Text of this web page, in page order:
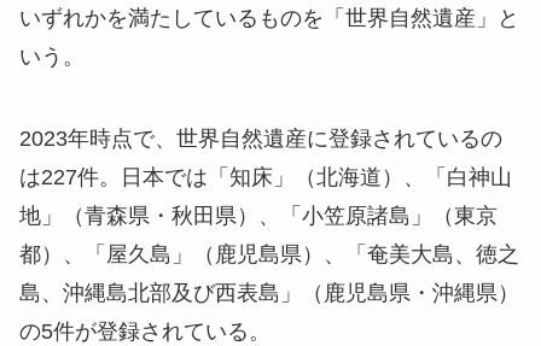
いずれかを満たしているものを「世界自然遺産」と
いう。
2023年時点で、世界自然遺産に登録されているの
は227件。日本では「知床」（北海道）、「白神山
地」（青森県・秋田県）、「小笠原諸島」（東京
都）、「屋久島」（鹿児島県）、「奄美大島、徳之
島、沖縄島北部及び西表島」（鹿児島県・沖縄県）
の5件が登録されている。